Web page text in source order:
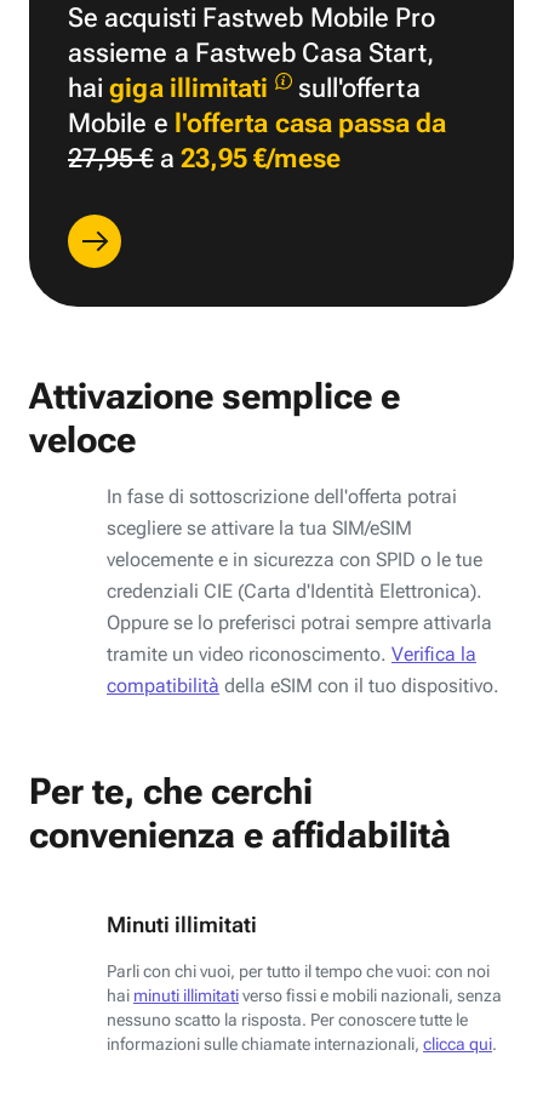
Se acquisti Fastweb Mobile Pro
assieme a Fastweb Casa Start,
haigiga illimitati
sull'offerta
Mobile e l'offerta casa passa da
27,95 €a 23,95 €/mese
Attivazione semplice e
veloce
In fase di sottoscrizione dell'offerta potrai
scegliere se attivare la tua SIM/eSIM
velocemente e in sicurezza con SPID o le tue
credenziali CIE (Carta d'Identità Elettronica).
Oppure se lo preferisci potrai sempre attivarla
tramite un video riconoscimento. Verifica la
compatibilità della eSIM con il tuo dispositivo.
Per te, che cerchi
convenienza e affidabilità
Minuti illimitati
Parli con chi vuoi, per tutto il tempo che vuoi: con noi
hai minuti illimitativerso fissi e mobili nazionali, senza
nessuno scatto la risposta. Per conoscere tutte le
informazioni sulle chiamate internazionali, clicca qui.